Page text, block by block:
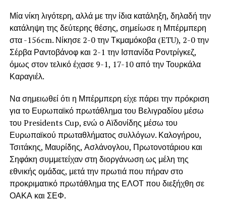
Μία νίκη λιγότερη, αλλά με την ίδια κατάληξη, δηλαδή την
κατάληψη της δεύτερης θέσης, σημείωσε η Μπέρμπερη
στα -156cm. Νίκησε 2-0 την Τκμαμόκοβα (ETU), 2-0 την
Σέρβα Ραντοβάνοφ και 2-1 την Ισπανίδα Ροντρίγκεζ,
όμως στον τελικό έχασε 9-1, 17-10 από την Τουρκάλα
Καραγιέλ.
Να σημειωθεί ότι η Μπέρμπερη είχε πάρει την πρόκριση
για το Ευρωπαϊκό πρωτάθλημα του Βελιγραδίου μέσω
του Presidents Cup, ενώ ο Αϊδονίδης μέσω του
Ευρωπαϊκού πρωταθλήματος συλλόγων. Καλογήρου,
Τσιτάκης, Μαυρίδης, Ασλάνογλου, Πρωτονοτάριου και
Σηφάκη συμμετείχαν στη διοργάνωση ως μέλη της
εθνικής ομάδας, μετά την πρωτιά που πήραν στο
προκριματικό πρωτάθλημα της ΕΛΟΤ που διεξήχθη σε
ΟΑΚΑ και ΣΕΦ.